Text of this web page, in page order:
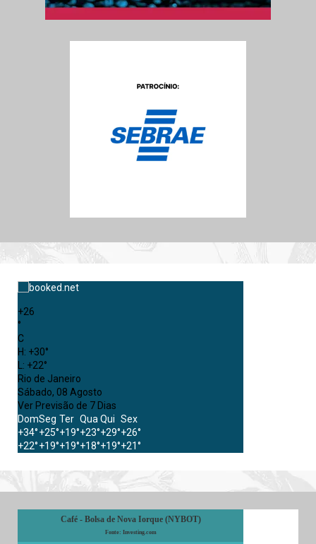
+26
°
C
H: +30°
L: +22°
Rio de Janeiro
Sábado, 08 Agosto
Ver Previsão de 7 Dias
DomSeg Ter QuaQui Sex
+34°+25°+19°+23°+29°+26°
+22°+19°+19°+18°+19°+21°
Café - Bolsa de Nova Iorque (NYBOT)
Fonte: Investing.com